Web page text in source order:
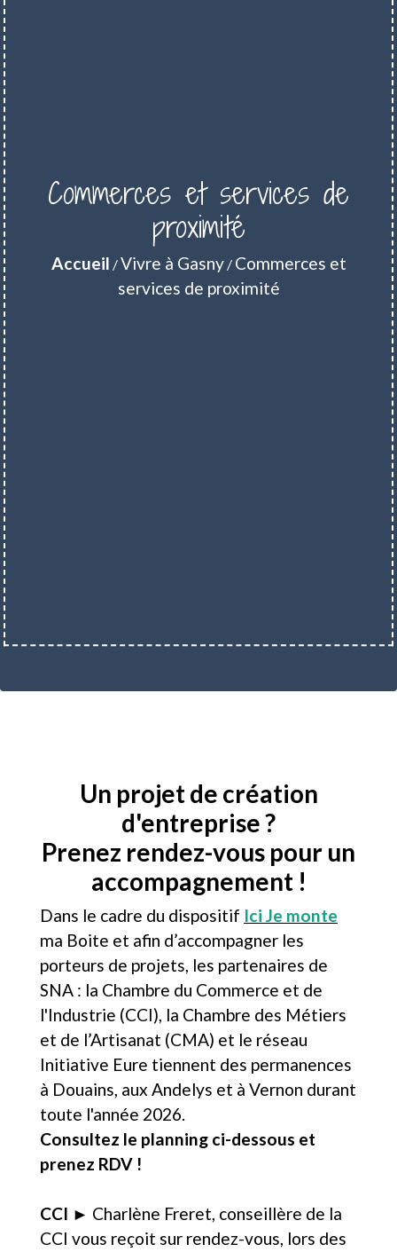
Commerces et services de
proximité
Accueil /Vivre à Gasny/ Commerces et
services de proximité
Un projet de création
d'entreprise ?
Prenez rendez-vous pour un
accompagnement !
Dans le cadre du dispositif Ici Je monte
ma Boite et afin d’accompagner les
porteurs de projets, les partenaires de
SNA : la Chambre du Commerce et de
l'Industrie (CCI), la Chambre des Métiers
et de l’Artisanat (CMA) et le réseau
Initiative Eure tiennent des permanences
à Douains, aux Andelys et à Vernon durant
toute l'année 2026.
Consultez le planning ci-dessous et
prenez RDV !
CCI ► Charlène Freret, conseillère de la
CCI vous reçoit sur rendez-vous, lors des